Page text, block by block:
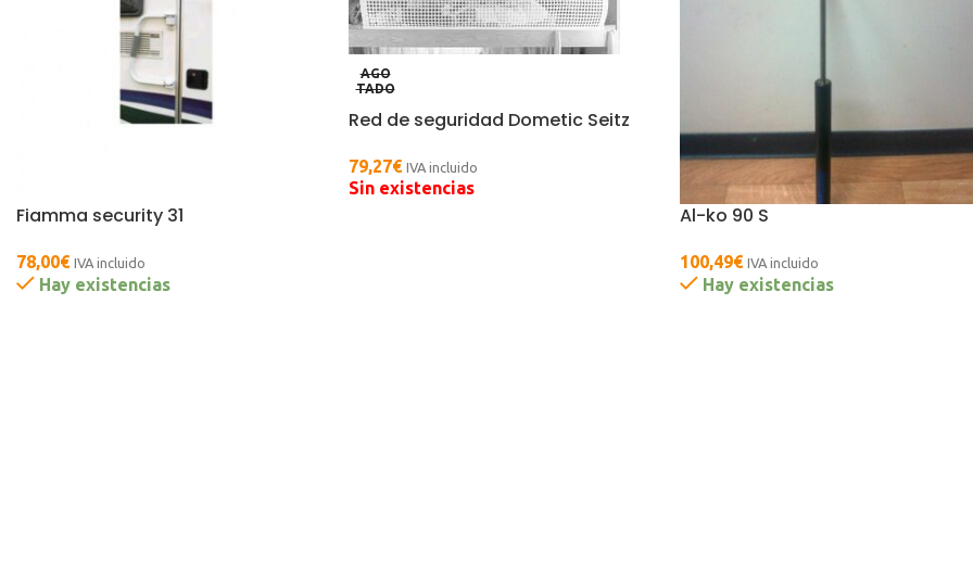
Fiamma security 31
78,00€ IVA incluido
Hay existencias
AGO
TADO
Red de seguridad Dometic Seitz
79,27€ IVA incluido
Sin existencias
Al-ko 90 S
100,49€ IVA incluido
Hay existencias